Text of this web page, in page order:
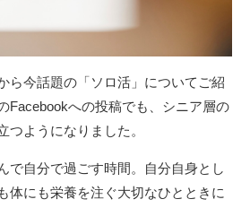
ら今話題の「ソロ活」についてご紹
Facebookへの投稿でも、シニア層の
つようになりました。
で自分で過ごす時間。自分自身とし
体にも栄養を注ぐ大切なひとときに